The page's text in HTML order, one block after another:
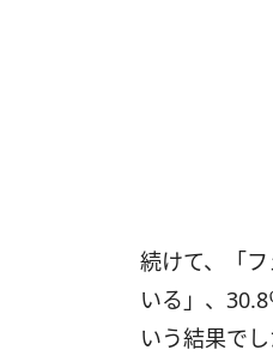
続けて、「
いる」、
いう結果でし